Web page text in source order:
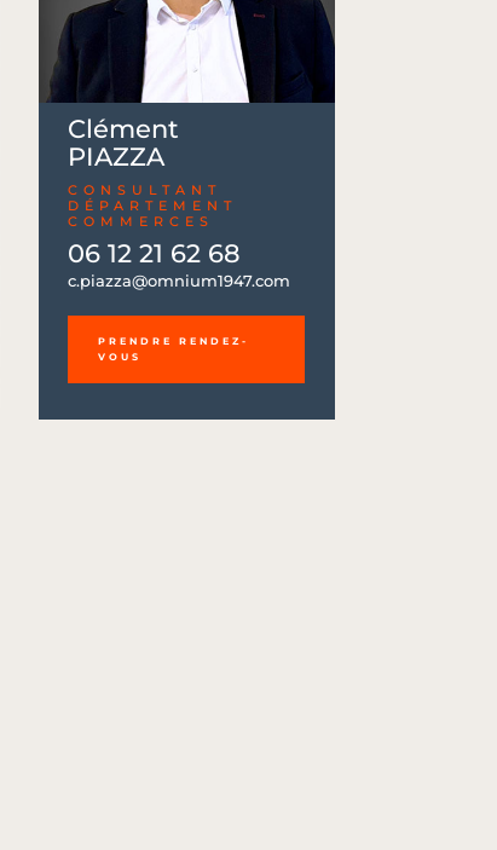
Clément
PIAZZA
CONSULTANT
DÉPARTEMENT
COMMERCES
06 12 21 62 68
c.piazza@omnium1947.com
06 12 21 62 68
c.piazza@omnium1947.com
PRENDRE RENDEZ-
VOUS